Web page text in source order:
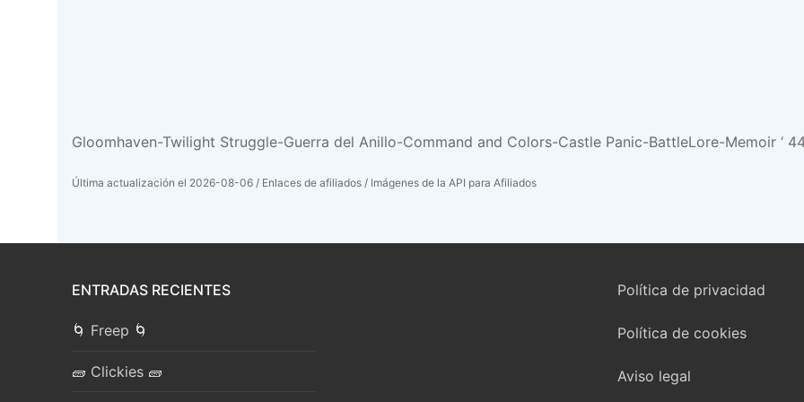
Gloomhaven-Twilight Struggle-Guerra del Anillo-Command and Colors-Castle Panic-BattleLore-Memoir ‘
Última actualización el 2026-08-06 / Enlaces de afiliados / Imágenes de la API para Afiliados
ENTRADAS RECIENTES
🌀 Freep 🌀
🧱 Clickies 🧱
Política de privacidad
Política de cookies
Aviso legal